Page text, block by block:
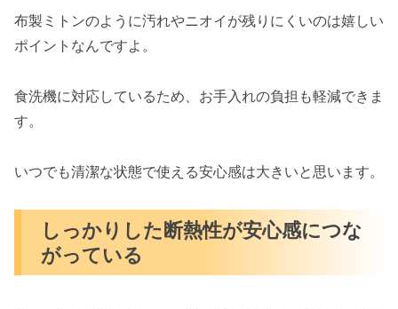
布製ミトンのように汚れやニオイが残りにくいのは嬉しい
ポイントなんですよ。
食洗機に対応しているため、お手入れの負担も軽減できま
す。
いつでも清潔な状態で使える安心感は大きいと思います。
しっかりした断熱性が安心感につな
がっている